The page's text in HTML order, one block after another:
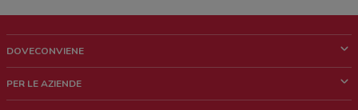
DOVECONVIENE
Chi siamo
PER LE AZIENDE